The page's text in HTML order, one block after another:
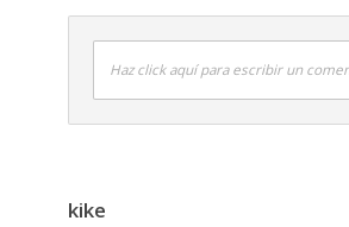
Haz click aquí para escribir un
kike